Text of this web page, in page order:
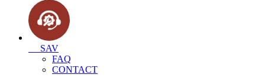
SAV
FAQ
CONTACT